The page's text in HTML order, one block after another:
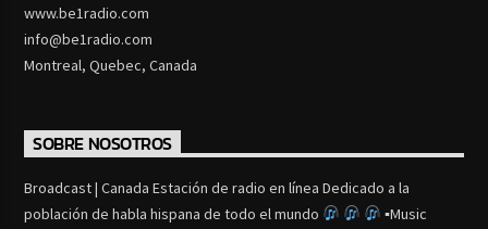
www.be1radio.com
info@be1radio.com
Montreal, Quebec, Canada
SOBRE NOSOTROS
Broadcast | Canada Estación de radio en línea Dedicado a la
población de habla hispana de todo el mundo
▪Music